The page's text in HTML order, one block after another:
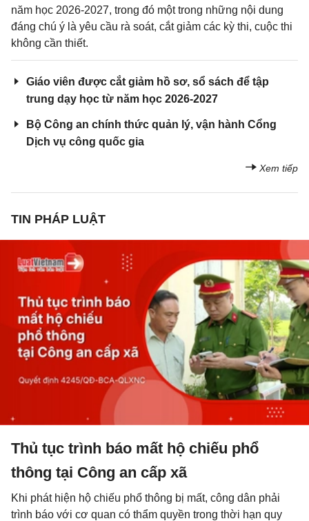
năm học 2026-2027, trong đó một trong những nội dung
đáng chú ý là yêu cầu rà soát, cắt giảm các kỳ thi, cuộc thi
không cần thiết.
Giáo viên được cắt giảm hồ sơ, sổ sách để tập
trung dạy học từ năm học 2026-2027
Bộ Công an chính thức quản lý, vận hành Cổng
Dịch vụ công quốc gia
Xem tiếp
TIN PHÁP LUẬT
Thủ tục trình báo mất hộ chiếu phổ
thông tại Công an cấp xã
Khi phát hiện hộ chiếu phổ thông bị mất, công dân phải
trình báo với cơ quan có thẩm quyền trong thời hạn quy